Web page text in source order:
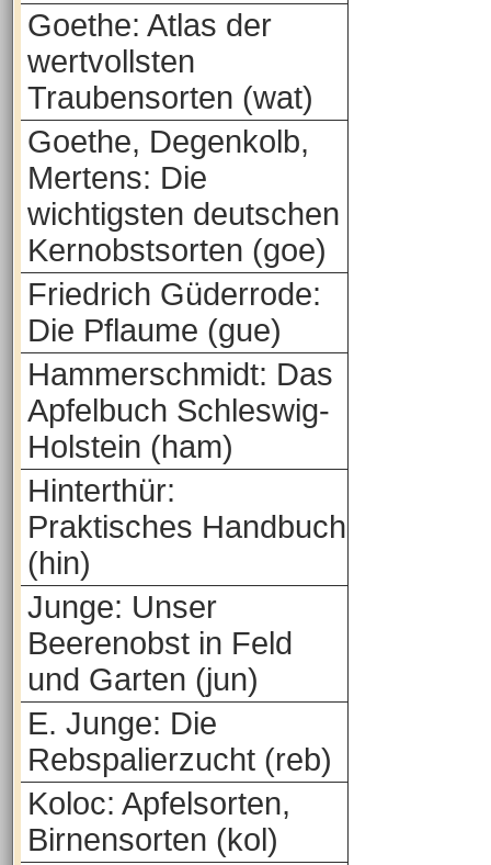
Goethe: Atlas der
wertvollsten
Traubensorten (wat)
Goethe, Degenkolb,
Mertens: Die
wichtigsten deutschen
Kernobstsorten (goe)
Friedrich Güderrode:
Die Pflaume (gue)
Hammerschmidt: Das
Apfelbuch Schleswig-
Holstein (ham)
Hinterthür:
Praktisches Handbuch
(hin)
Junge: Unser
Beerenobst in Feld
und Garten (jun)
E. Junge: Die
Rebspalierzucht (reb)
Koloc: Apfelsorten,
Birnensorten (kol)